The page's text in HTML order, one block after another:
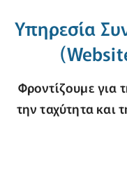
Υπηρεσία
Φροντίζουμε για
την ταχύτητα και